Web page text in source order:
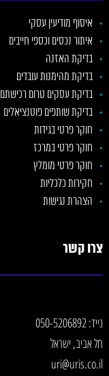
איסוף מודיעין עסקי
איתור נכסים וכספי חייבים
בדיקת האזנה
בדיקת מהימנות עובדים
בדיקת עסקים טרום רכישתם
בדיקת שותפים פוטנציאלים
חוקר פרטי בגידות
חוקר פרטי במרכז
חוקר פרטי מומלץ
חקירות כלכליות
הצהרת נגישות
צרו קשר
נייד:050-5206892
תל אביב, ישראל
uri@uris.co.il